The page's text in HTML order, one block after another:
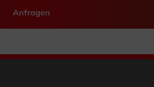
Anfragen